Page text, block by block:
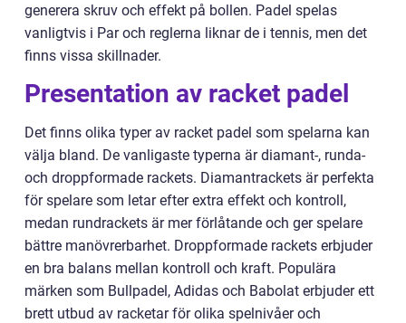
generera skruv och effekt på bollen. Padel spelas
vanligtvis i Par och reglerna liknar de i tennis, men det
finns vissa skillnader.
Presentation av racket padel
Det finns olika typer av racket padel som spelarna kan
välja bland. De vanligaste typerna är diamant-, runda-
och droppformade rackets. Diamantrackets är perfekta
för spelare som letar efter extra effekt och kontroll,
medan rundrackets är mer förlåtande och ger spelare
bättre manövrerbarhet. Droppformade rackets erbjuder
en bra balans mellan kontroll och kraft. Populära
märken som Bullpadel, Adidas och Babolat erbjuder ett
brett utbud av racketar för olika spelnivåer och